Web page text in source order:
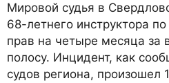
Мировой судья в
68-летнего инструктора
прав на четыре месяца за
полосу. Инцидент, как
судов региона, произошел